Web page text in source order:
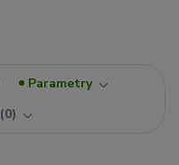
Parametry
0